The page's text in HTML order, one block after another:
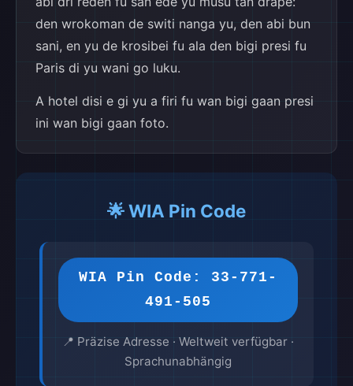
den wrokoman de switi nanga yu, den abi bun
sani, en yu de krosibei fu ala den bigi presi fu
Paris di yu wani go luku.
A hotel disi e gi yu a firi fu wan bigi gaan presi
ini wan bigi gaan foto.
🌟 WIA Pin Code
WIA Pin Code: 33-771-
491-505
📍 Präzise Adresse · Weltweit verfügbar ·
Sprachunabhängig